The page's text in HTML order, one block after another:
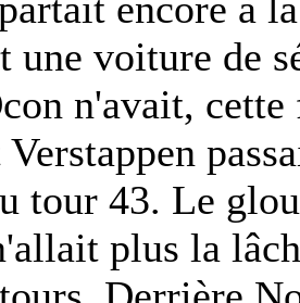
une voiture de
n'avait,
Verstappen
tour 43. Le
plus la